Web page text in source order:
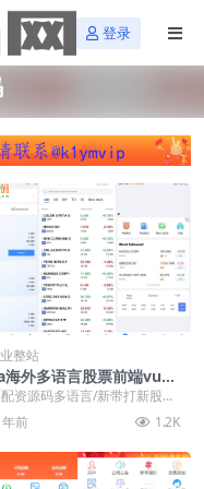
登录
整站
海外多语言股票前端vue
香港股票泰国马来印度股
资源码多语言/新带打新股二
双融/海外新股申购/美国股票
来西亚...
年前 1.2K